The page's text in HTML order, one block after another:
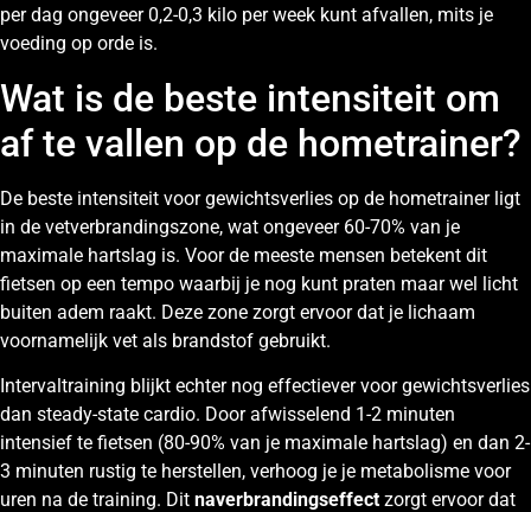
per dag ongeveer 0,2-0,3 kilo per week kunt afvallen, mits je
voeding op orde is.
Wat is de beste intensiteit om
af te vallen op de hometrainer?
De beste intensiteit voor gewichtsverlies op de hometrainer ligt
in de vetverbrandingszone, wat ongeveer 60-70% van je
maximale hartslag is. Voor de meeste mensen betekent dit
fietsen op een tempo waarbij je nog kunt praten maar wel licht
buiten adem raakt. Deze zone zorgt ervoor dat je lichaam
voornamelijk vet als brandstof gebruikt.
Intervaltraining blijkt echter nog effectiever voor gewichtsverlies
dan steady-state cardio. Door afwisselend 1-2 minuten
intensief te fietsen (80-90% van je maximale hartslag) en dan 2-
3 minuten rustig te herstellen, verhoog je je metabolisme voor
uren na de training. Dit naverbrandingseffect zorgt ervoor dat